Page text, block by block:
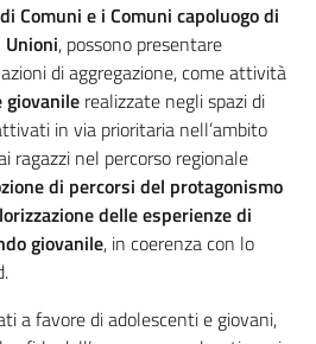
Comuni e i Comuni capoluogo di
, possono presentare
di aggregazione, come attività
giovanile realizzate negli spazi di
in via prioritaria nell’ambito
ragazzi nel percorso regionale
di percorsi del protagonismo
delle esperienze di
giovanile, in coerenza con lo
a favore di adolescenti e giovani,